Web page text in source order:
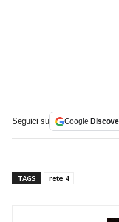
Seguici su Google
TAGS rete 4